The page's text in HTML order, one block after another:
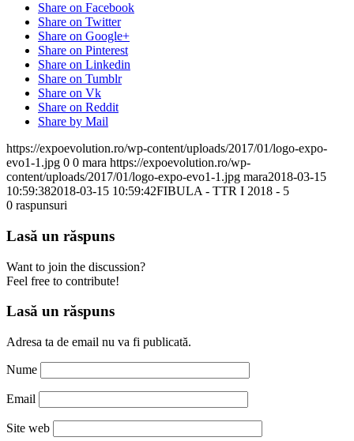
Share on Facebook
Share on Twitter
Share on Google+
Share on Pinterest
Share on Linkedin
Share on Tumblr
Share on Vk
Share on Reddit
Share by Mail
https://expoevolution.ro/wp-content/uploads/2017/01/logo-expo-
evo1-1.jpg 0 0 mara https://expoevolution.ro/wp-
content/uploads/2017/01/logo-expo-evo1-1.jpg mara2018-03-15
10:59:382018-03-15 10:59:42FIBULA - TTR I 2018 - 5
0 raspunsuri
Lasă un răspuns
Want to join the discussion?
Feel free to contribute!
Lasă un răspuns
Adresa ta de email nu va fi publicată.
Nume
Email
Site web